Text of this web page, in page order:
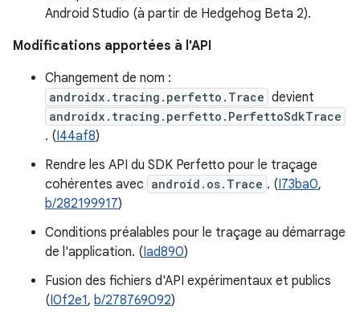
Android Studio (à partir de Hedgehog Beta 2).
Modifications apportées à l'API
Changement de nom :
androidx.tracing.perfetto.Trace devient
androidx.tracing.perfetto.PerfettoSdkTrace
. (I44af8)
Rendre les API du SDK Perfetto pour le traçage
cohérentes avec android.os.Trace . (I73ba0,
b/282199917)
Conditions préalables pour le traçage au démarrage
de l'application. (Iad890)
Fusion des fichiers d'API expérimentaux et publics
(I0f2e1, b/278769092)